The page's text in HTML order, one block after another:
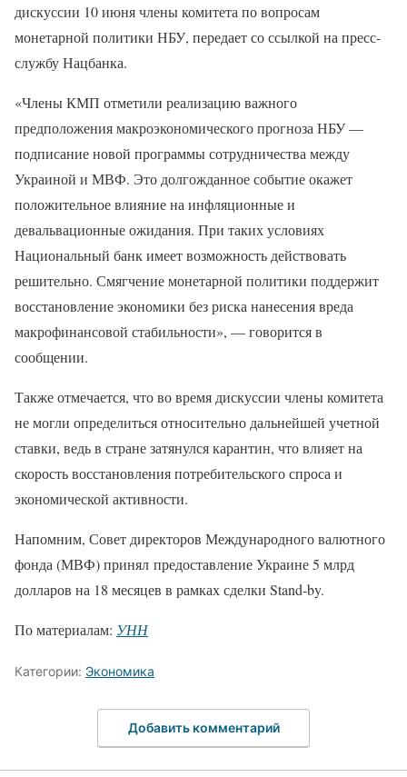
дискуссии 10 июня члены комитета по вопросам
монетарной политики НБУ, передает со ссылкой на пресс-
службу Нацбанка.
«Члены КМП отметили реализацию важного
предположения макроэкономического прогноза НБУ —
подписание новой программы сотрудничества между
Украиной и МВФ. Это долгожданное событие окажет
положительное влияние на инфляционные и
девальвационные ожидания. При таких условиях
Национальный банк имеет возможность действовать
решительно. Смягчение монетарной политики поддержит
восстановление экономики без риска нанесения вреда
макрофинансовой стабильности», — говорится в
сообщении.
Также отмечается, что во время дискуссии члены комитета
не могли определиться относительно дальнейшей учетной
ставки, ведь в стране затянулся карантин, что влияет на
скорость восстановления потребительского спроса и
экономической активности.
Напомним, Совет директоров Международного валютного
фонда (МВФ) принял предоставление Украине 5 млрд
долларов на 18 месяцев в рамках сделки Stand-by.
По материалам: УНН
Категории: Экономика
Добавить комментарий